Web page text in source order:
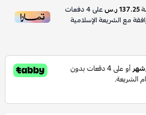
137.25 ر.س على4دفعات
مع الشريعة الإسلامية